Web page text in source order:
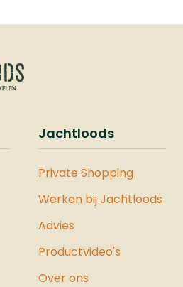
Voor langdurig
waardevolle aanvulling.
Jachtloods
Private Shopping
Werken bij Jachtloods
Advies
Productvideo's
Over ons